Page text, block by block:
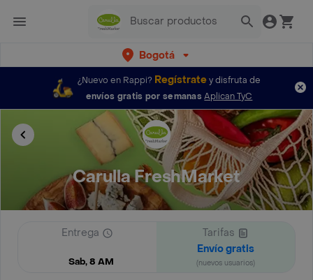
Bogotá
¿Nuevo en Rappi? Regístratey disfruta de
envíos gratis por semanas Aplican TyC
Carulla FreshMarket
Entrega
Sab, 8 AM
Tarifas
Envío gratis
(nuevos usuarios)